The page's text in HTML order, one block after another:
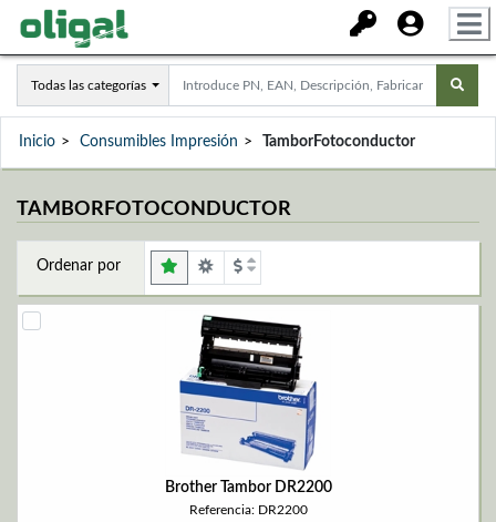
Todas las categorías
Inicio Consumibles Impresión TamborFotoconductor
TAMBORFOTOCONDUCTOR
Ordenar por
Brother Tambor DR2200
Referencia: DR2200